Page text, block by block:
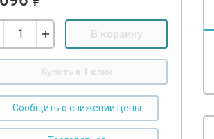
В корзину
Купить в 1 клик
Сообщить о снижении цены